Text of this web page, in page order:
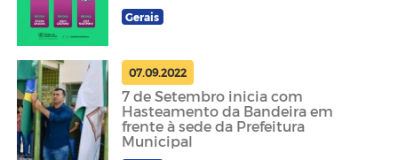
Gerais
07.09.2022
7 de Setembro inicia com
Hasteamento da Bandeira em
frente à sede da Prefeitura
Municipal